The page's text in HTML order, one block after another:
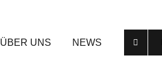
ÜBER UNS NEWS